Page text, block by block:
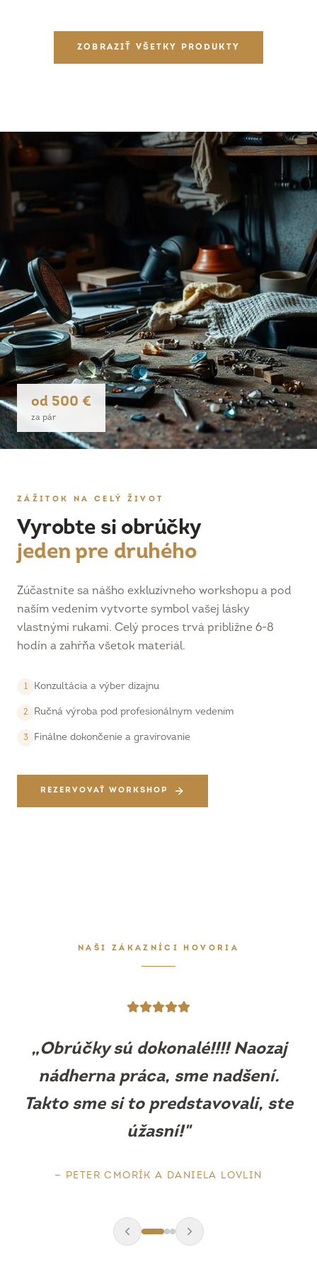
ZOBRAZIŤ VŠETKY PRODUKTY
od 500 €
za pár
ZÁŽITOK NA CELÝ ŽIVOT
Vyrobte si obrúčky
jeden pre druhého
Zúčastnite sa nášho exkluzívneho workshopu a pod
naším vedením vytvorte symbol vašej lásky
vlastnými rukami. Celý proces trvá približne 6-8
hodín a zahŕňa všetok materiál.
1 Konzultácia a výber dizajnu
2 Ručná výroba pod profesionálnym vedením
3 Finálne dokončenie a gravírovanie
REZERVOVAŤ WORKSHOP
NAŠI ZÁKAZNÍCI HOVORIA
Obrúčky sú prekrásne, sedia ako
uliate. Máme z nich obrovskú
radosť.
—BARBORA MLEJOVÁ